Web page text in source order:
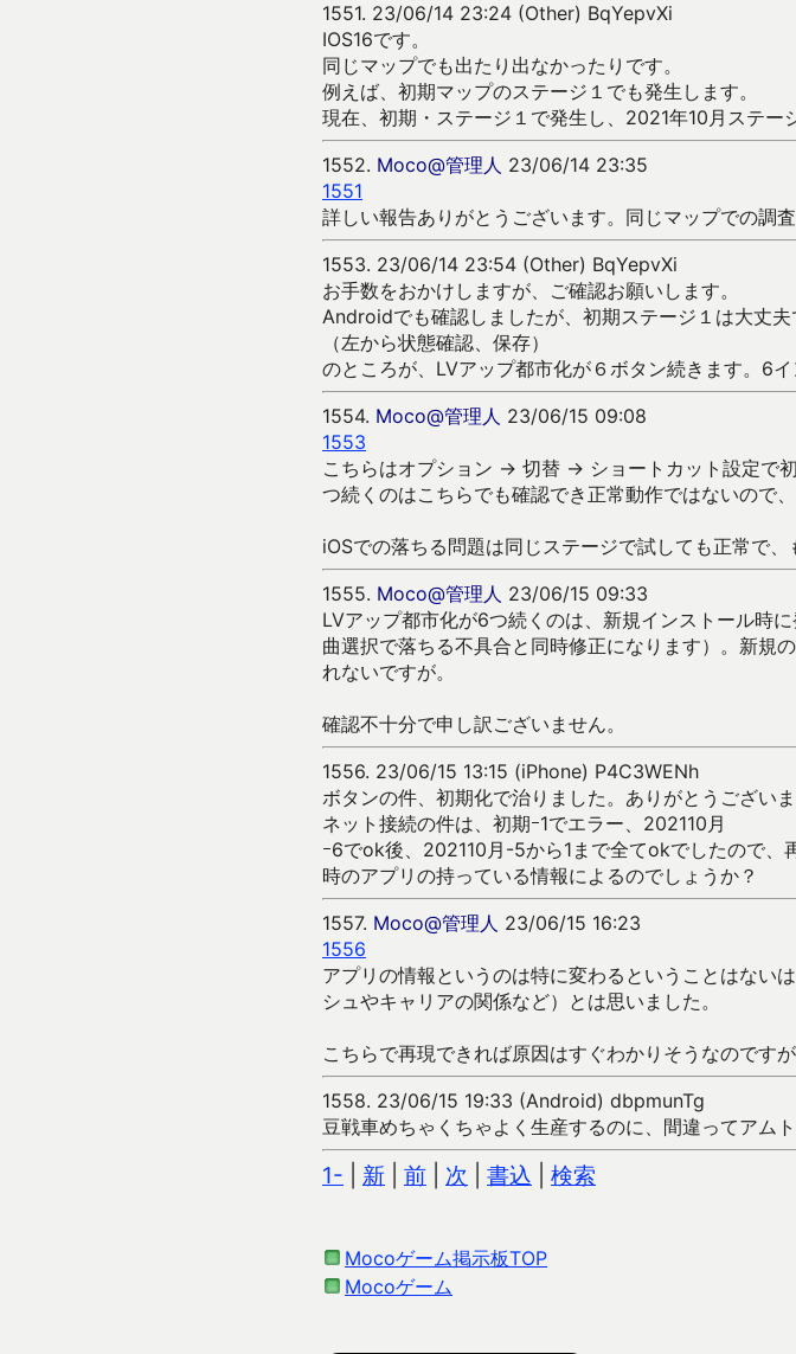
1551. 23/06/14 23:24 (Other) BqYepvXi
IOS16です。
同じマップでも出たり出なかったりです。
例えば、初期マップのステージ１でも発生します。
現在、初期・ステージ１で発生し、2021年10月ステー
1552. Moco@管理人 23/06/14 23:35
1551
詳しい報告ありがとうございます。同じマップでの調
1553. 23/06/14 23:54 (Other) BqYepvXi
お手数をおかけしますが、ご確認お願いします。
Androidでも確認しましたが、初期ステージ１は大丈
（左から状態確認、保存）
のところが、LVアップ都市化が６ボタン続きます。6
1554. Moco@管理人 23/06/15 09:08
1553
こちらはオプション → 切替 → ショートカット設定で
つ続くのはこちらでも確認でき正常動作ではないので
iOSでの落ちる問題は同じステージで試しても正常で、
1555. Moco@管理人 23/06/15 09:33
LVアップ都市化が6つ続くのは、新規インストール時
曲選択で落ちる不具合と同時修正になります）。新規
れないですが。
確認不十分で申し訳ございません。
1556. 23/06/15 13:15 (iPhone) P4C3WENh
ボタンの件、初期化で治りました。ありがとうござい
ネット接続の件は、初期ｰ1でエラー、202110月
ｰ6でok後、202110月-5から1まで全てokでしたので、
時のアプリの持っている情報によるのでしょうか？
1557. Moco@管理人 23/06/15 16:23
1556
アプリの情報というのは特に変わるということはない
シュやキャリアの関係など）とは思いました。
こちらで再現できれば原因はすぐわかりそうなのですが
1558. 23/06/15 19:33 (Android) dbpmunTg
豆戦車めちゃくちゃよく生産するのに、間違ってアム
1- 新 前 次 書込 検索
Mocoゲーム掲示板TOP
Mocoゲーム